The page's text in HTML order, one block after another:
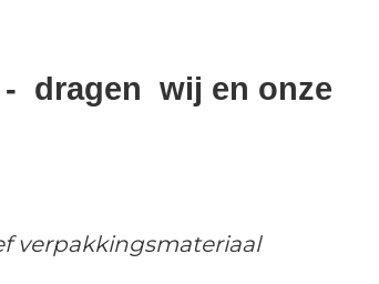
- dragen wij en onze
verpakkingsmateriaal